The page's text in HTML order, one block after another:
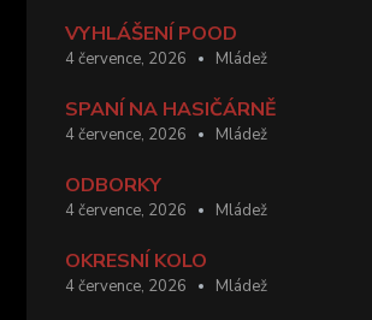
VYHLÁŠENÍ POOD
4 července, 2026 Mládež
SPANÍ NA HASIČÁRNĚ
4 července, 2026 Mládež
ODBORKY
4 července, 2026 Mládež
OKRESNÍ KOLO
4 července, 2026 Mládež